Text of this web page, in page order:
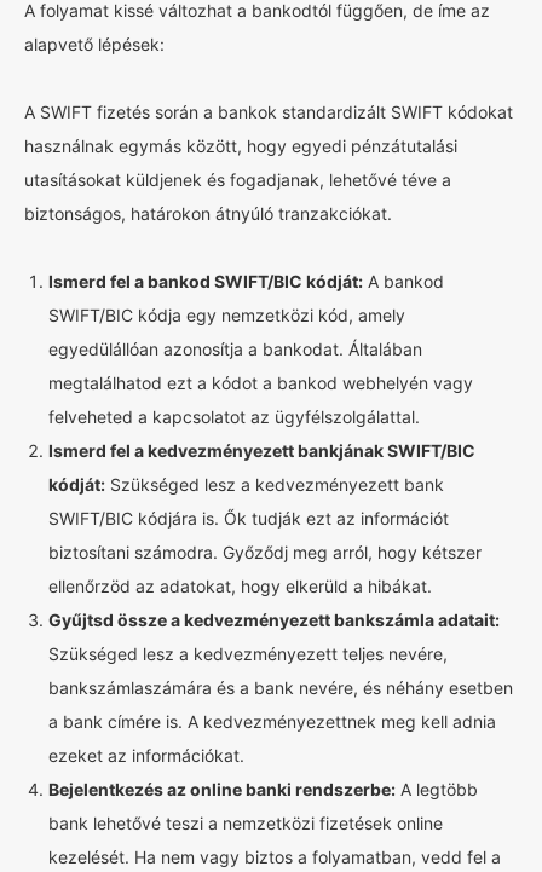
A folyamat kissé változhat a bankodtól függően, de íme az
alapvető lépések:
A SWIFT fizetés során a bankok standardizált SWIFT kódokat
használnak egymás között, hogy egyedi pénzátutalási
utasításokat küldjenek és fogadjanak, lehetővé téve a
biztonságos, határokon átnyúló tranzakciókat.
Ismerd fel a bankod SWIFT/BIC kódját: A bankod
SWIFT/BIC kódja egy nemzetközi kód, amely
egyedülállóan azonosítja a bankodat. Általában
megtalálhatod ezt a kódot a bankod webhelyén vagy
felveheted a kapcsolatot az ügyfélszolgálattal.
Ismerd fel a kedvezményezett bankjának SWIFT/BIC
kódját: Szükséged lesz a kedvezményezett bank
SWIFT/BIC kódjára is. Ők tudják ezt az információt
biztosítani számodra. Győződj meg arról, hogy kétszer
ellenőrzöd az adatokat, hogy elkerüld a hibákat.
Gyűjtsd össze a kedvezményezett bankszámla adatait:
Szükséged lesz a kedvezményezett teljes nevére,
bankszámlaszámára és a bank nevére, és néhány esetben
a bank címére is. A kedvezményezettnek meg kell adnia
ezeket az információkat.
Bejelentkezés az online banki rendszerbe: A legtöbb
bank lehetővé teszi a nemzetközi fizetések online
kezelését. Ha nem vagy biztos a folyamatban, vedd fel a